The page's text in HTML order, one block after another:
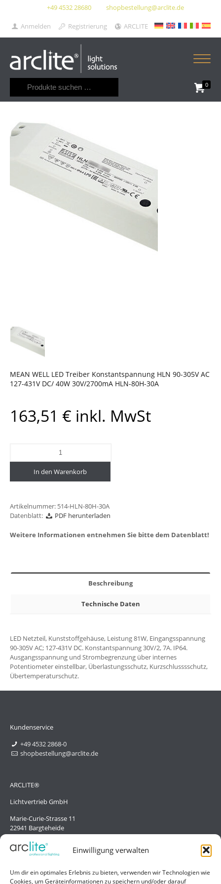
Einwilligung verwalten
Um dir ein optimales Erlebnis zu bieten, verwenden wir Technologien wie
Cookies, um Geräteinformationen zu speichern und/oder darauf
+49 4532 28680 shopbestellung@arclite.de
Anmelden Registrierung ARCLITE
0
MEAN WELL LED Treiber Konstantspannung HLN 90-305V AC
127-431V DC/ 40W 30V/2700mA HLN-80H-30A
163,51 € inkl. MwSt
In den Warenkorb
Artikelnummer: 514-HLN-80H-30A
Datenblatt:
PDF herunterladen
Weitere Informationen entnehmen Sie bitte dem Datenblatt!
Beschreibung
Technische Daten
LED Netzteil, Kunststoffgehäuse, Leistung 81W, Eingangsspannung
90-305V AC; 127-431V DC. Konstantspannung 30V/2, 7A. IP64.
Ausgangsspannung und Strombegrenzung über internes
Potentiometer einstellbar, Überlastungsschutz, Kurzschlusssschutz,
Übertemperaturschutz.
Kundenservice
+49 4532 2868-0
shopbestellung@arclite.de
ARCLITE®
Lichtvertrieb GmbH
Marie-Curie-Strasse 11
22941 Bargteheide
Deutschland/Germany
Hilfe